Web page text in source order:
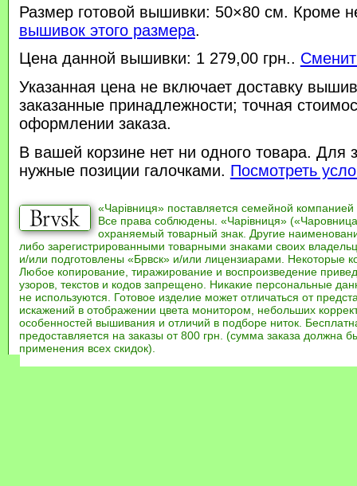
Размер готовой вышивки: 50×80 см. Кроме
вышивок этого размера.
Цена данной вышивки: 1 279,00 грн..
Указанная цена не включает доставку
заказанные принадлежности; точная
оформлении заказа.
В вашей корзине нет ни одного товара. Для
нужные позиции галочками. Посмотреть
«Чарівниця» поставляется семейной компанией
Все права соблюдены. «Чарівниця»
охраняемый товарный знак. Другие
либо зарегистрированными товарными знаками своих
и/или подготовлены «Брвск» и/или лицензиарами. Некоторые
Любое копирование, тиражирование и воспроизведение
узоров, текстов и кодов запрещено. Никакие персональные
не используются. Готовое изделие может отличаться от
искажений в отображении цвета монитором, небольших
особенностей вышивания и отличий в подборе ниток.
предоставляется на заказы от 800 грн. (сумма заказа должна
применения всех скидок).